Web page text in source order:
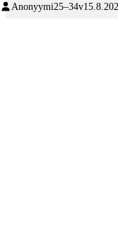
Anonyymi25–34v